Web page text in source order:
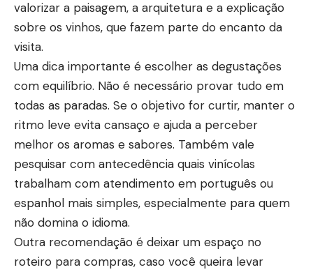
valorizar a paisagem, a arquitetura e a explicação
sobre os vinhos, que fazem parte do encanto da
visita.
Uma dica importante é escolher as degustações
com equilíbrio. Não é necessário provar tudo em
todas as paradas. Se o objetivo for curtir, manter o
ritmo leve evita cansaço e ajuda a perceber
melhor os aromas e sabores. Também vale
pesquisar com antecedência quais vinícolas
trabalham com atendimento em português ou
espanhol mais simples, especialmente para quem
não domina o idioma.
Outra recomendação é deixar um espaço no
roteiro para compras, caso você queira levar